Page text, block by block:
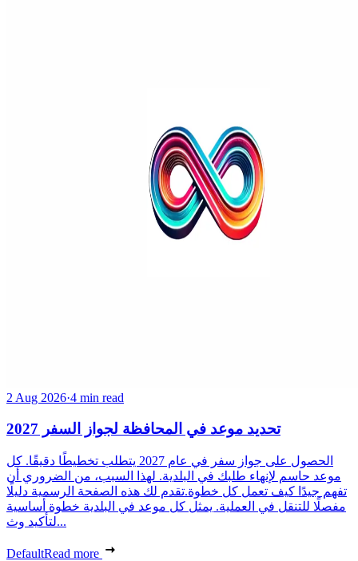
2 Aug 2026·4 min read
تحديد موعد في المحافظة لجواز السفر 2027
الحصول على جواز سفر في عام 2027 يتطلب تخطيطًا دقيقًا. كل
موعد حاسم لإنهاء طلبك في البلدية. لهذا السبب، من الضروري أن
تفهم جيدًا كيف تعمل كل خطوة.تقدم لك هذه الصفحة الرسمية دليلًا
مفصلًا للتنقل في العملية. يمثل كل موعد في البلدية خطوة أساسية
لتأكيد وث...
DefaultRead more